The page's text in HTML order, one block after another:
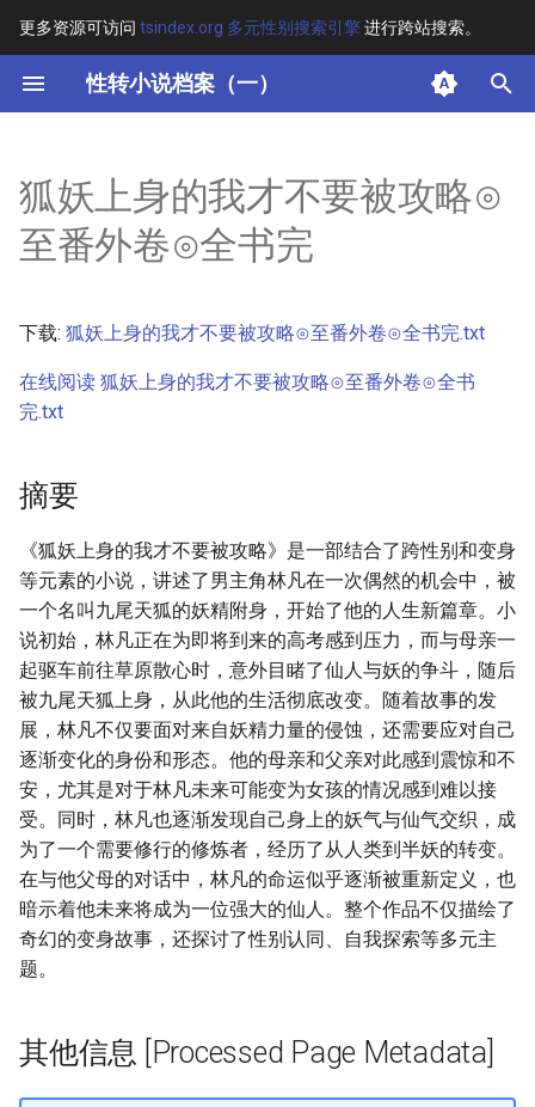
更多资源可访问 tsindex.org 多元性别搜索引擎进行跨站搜索。
性转小说档案（一）
键
开
始
索
其他信息 [Processed Page
Metadata]
狐妖上身的我才不要被攻略⊙
至番外卷⊙全书完
下载: 狐妖上身的我才不要被攻略⊙至番外卷⊙全书完.txt
在线阅读 狐妖上身的我才不要被攻略⊙至番外卷⊙全书
完.txt
摘要
《狐妖上身的我才不要被攻略》是一部结合了跨性别和变身
等元素的小说，讲述了男主角林凡在一次偶然的机会中，被
一个名叫九尾天狐的妖精附身，开始了他的人生新篇章。小
说初始，林凡正在为即将到来的高考感到压力，而与母亲一
起驱车前往草原散心时，意外目睹了仙人与妖的争斗，随后
被九尾天狐上身，从此他的生活彻底改变。随着故事的发
展，林凡不仅要面对来自妖精力量的侵蚀，还需要应对自己
逐渐变化的身份和形态。他的母亲和父亲对此感到震惊和不
安，尤其是对于林凡未来可能变为女孩的情况感到难以接
受。同时，林凡也逐渐发现自己身上的妖气与仙气交织，成
为了一个需要修行的修炼者，经历了从人类到半妖的转变。
在与他父母的对话中，林凡的命运似乎逐渐被重新定义，也
暗示着他未来将成为一位强大的仙人。整个作品不仅描绘了
奇幻的变身故事，还探讨了性别认同、自我探索等多元主
题。
其他信息 [Processed Page Metadata]